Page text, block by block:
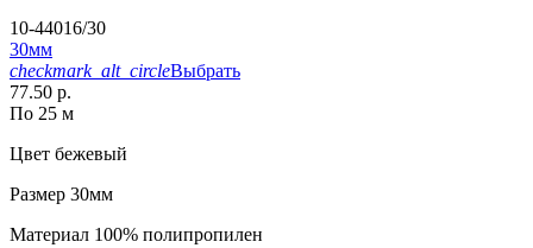
10-44016/30
30мм
checkmark_alt_circleВыбрать
77.50 р.
По 25 м
Цвет бежевый
Размер 30мм
Материал 100% полипропилен